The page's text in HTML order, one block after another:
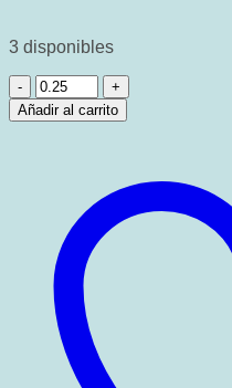
3 disponibles
Tela
Jersey
digital
Añadir al carrito